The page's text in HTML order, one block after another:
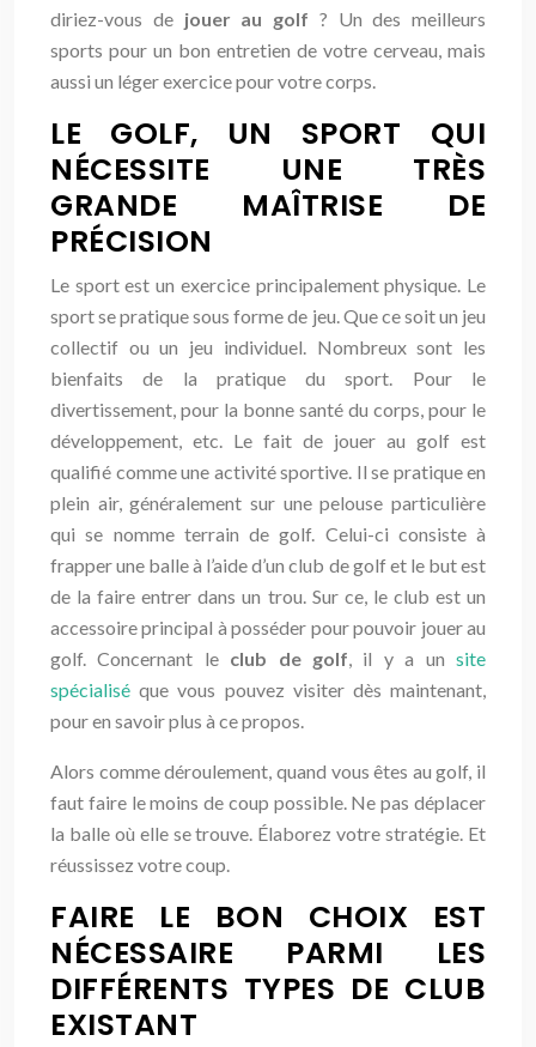
diriez-vous de jouer au golf ? Un des meilleurs
sports pour un bon entretien de votre cerveau, mais
aussi un léger exercice pour votre corps.
LE GOLF, UN SPORT QUI
NÉCESSITE UNE TRÈS
GRANDE MAÎTRISE DE
PRÉCISION
Le sport est un exercice principalement physique. Le
sport se pratique sous forme de jeu. Que ce soit un jeu
collectif ou un jeu individuel. Nombreux sont les
bienfaits de la pratique du sport. Pour le
divertissement, pour la bonne santé du corps, pour le
développement, etc. Le fait de jouer au golf est
qualifié comme une activité sportive. Il se pratique en
plein air, généralement sur une pelouse particulière
qui se nomme terrain de golf. Celui-ci consiste à
frapper une balle à l’aide d’un club de golf et le but est
de la faire entrer dans un trou. Sur ce, le club est un
accessoire principal à posséder pour pouvoir jouer au
golf. Concernant le club de golf, il y a unsite
spécialisé que vous pouvez visiter dès maintenant,
pour en savoir plus à ce propos.
Alors comme déroulement, quand vous êtes au golf, il
faut faire le moins de coup possible. Ne pas déplacer
la balle où elle se trouve. Élaborez votre stratégie. Et
réussissez votre coup.
FAIRE LE BON CHOIX EST
NÉCESSAIRE PARMI LES
DIFFÉRENTS TYPES DE CLUB
EXISTANT